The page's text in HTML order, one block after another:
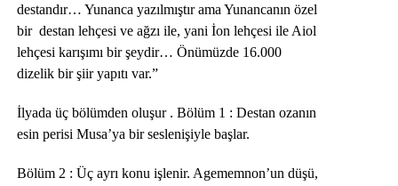
destandır… Yunanca yazılmıştır ama Yunancanın özel
bir destan lehçesi ve ağzı ile, yani İon lehçesi ile Aiol
lehçesi karışımı bir şeydir… Önümüzde 16.000
dizelik bir şiir yapıtı var.”
İlyada üç bölümden oluşur . Bölüm 1 : Destan ozanın
esin perisi Musa’ya bir seslenişiyle başlar.
Bölüm 2 : Üç ayrı konu işlenir. Agememnon’un düşü,